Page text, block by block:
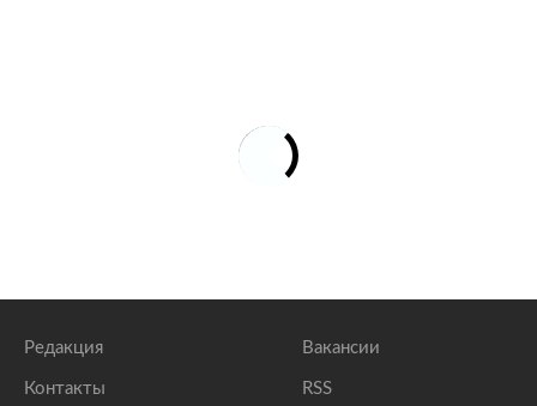
Редакция
Контакты
Вакансии
RSS